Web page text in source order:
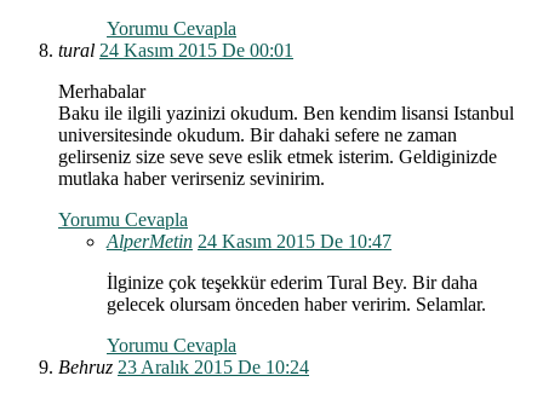
Yorumu Cevapla
tural 24 Kasım 2015 De 00:01
Merhabalar
Baku ile ilgili yazinizi okudum. Ben kendim lisansi Istanbul
universitesinde okudum. Bir dahaki sefere ne zaman
gelirseniz size seve seve eslik etmek isterim. Geldiginizde
mutlaka haber verirseniz sevinirim.
Yorumu Cevapla
AlperMetin 24 Kasım 2015 De 10:47
İlginize çok teşekkür ederim Tural Bey. Bir daha
gelecek olursam önceden haber veririm. Selamlar.
Yorumu Cevapla
Behruz 23 Aralık 2015 De 10:24